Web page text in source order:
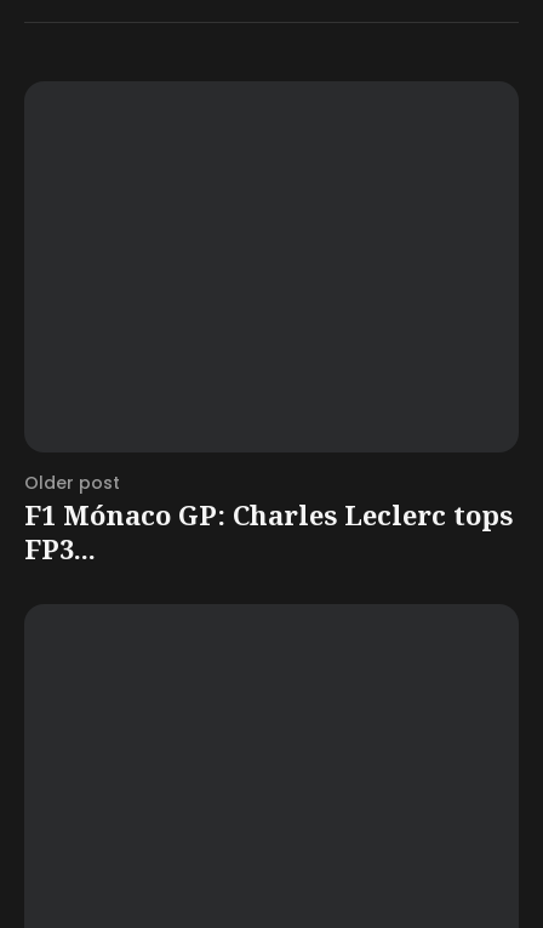
Older post
F1 Mónaco GP: Charles Leclerc tops
FP3...